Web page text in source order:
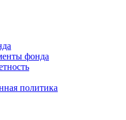
фонда
политика